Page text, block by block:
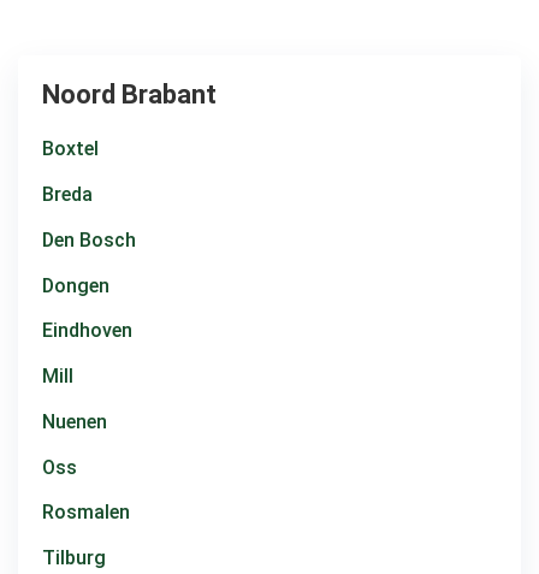
Noord Brabant
Boxtel
Breda
Den Bosch
Dongen
Eindhoven
Mill
Nuenen
Oss
Rosmalen
Tilburg